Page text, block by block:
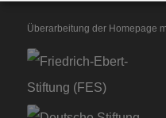
Überarbeitung der Homepage